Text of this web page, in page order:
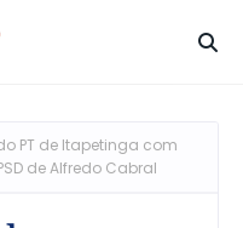
PT de Itapetinga com
de Alfredo Cabral